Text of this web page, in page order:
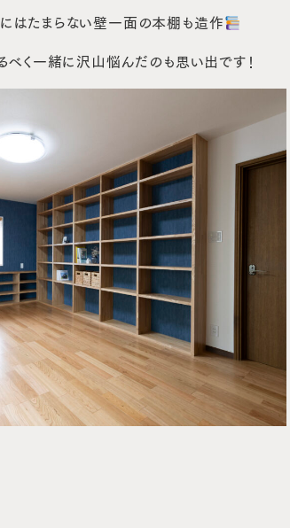
はたまらない壁一面の本棚も造作
く一緒に沢山悩んだのも思い出です！